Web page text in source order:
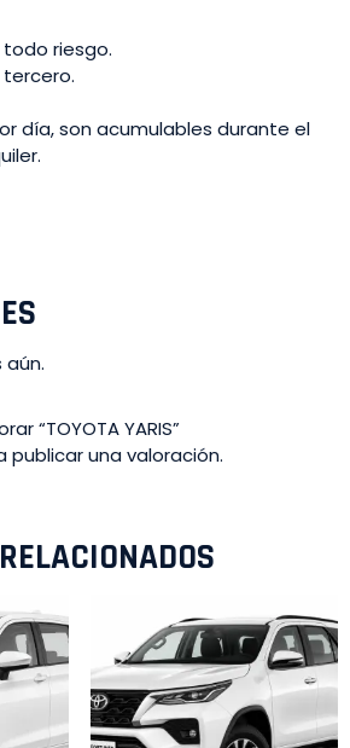
riesgo.
día, son acumulables durante el
aún.
“TOYOTA YARIS”
publicar una valoración.